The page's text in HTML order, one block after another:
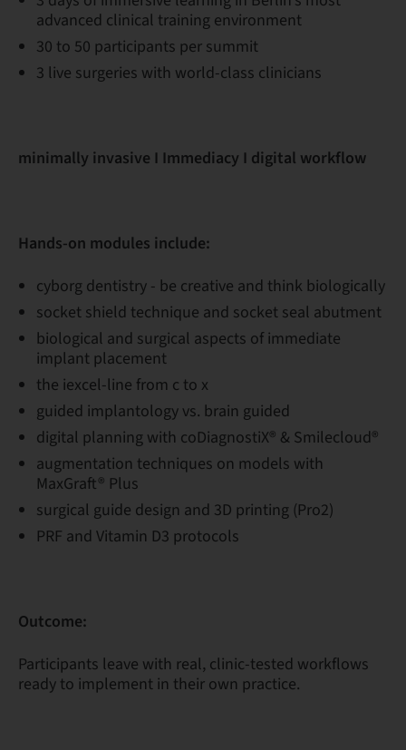
advanced clinical training environment
30 to 50 participants per summit
3 live surgeries with world-class clinicians
minimally invasive I Immediacy I digital workflow
Hands-on modules include:
cyborg dentistry - be creative and think biologically
socket shield technique and socket seal abutment
biological and surgical aspects of immediate
implant placement
the iexcel-line from c to x
guided implantology vs. brain guided
digital planning with coDiagnostiX® & Smilecloud®
augmentation techniques on models with
MaxGraft® Plus
surgical guide design and 3D printing (Pro2)
PRF and Vitamin D3 protocols
Outcome:
Participants leave with real, clinic-tested workflows
ready to implement in their own practice.